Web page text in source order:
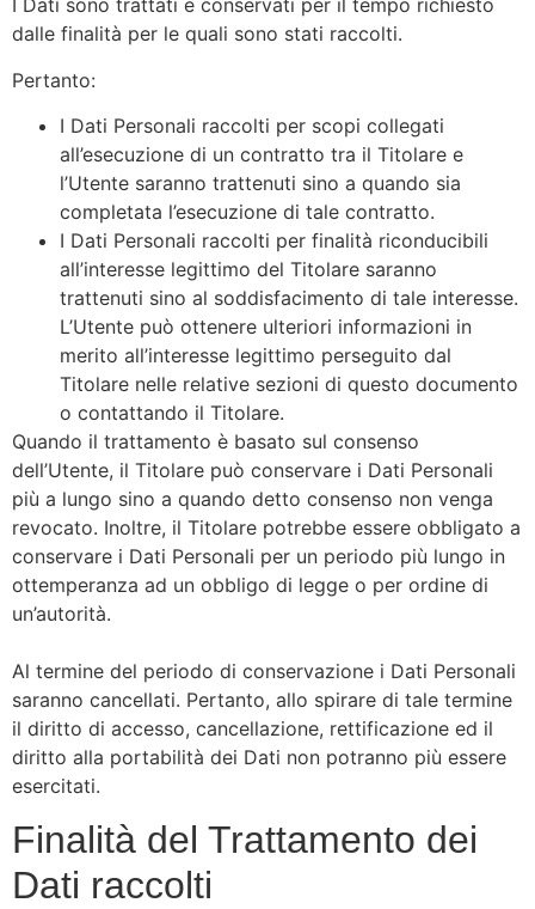
I Dati sono trattati e conservati per il tempo richiesto
dalle finalità per le quali sono stati raccolti.
Pertanto:
I Dati Personali raccolti per scopi collegati
all’esecuzione di un contratto tra il Titolare e
l’Utente saranno trattenuti sino a quando sia
completata l’esecuzione di tale contratto.
I Dati Personali raccolti per finalità riconducibili
all’interesse legittimo del Titolare saranno
trattenuti sino al soddisfacimento di tale interesse.
L’Utente può ottenere ulteriori informazioni in
merito all’interesse legittimo perseguito dal
Titolare nelle relative sezioni di questo documento
o contattando il Titolare.
Quando il trattamento è basato sul consenso
dell’Utente, il Titolare può conservare i Dati Personali
più a lungo sino a quando detto consenso non venga
revocato. Inoltre, il Titolare potrebbe essere obbligato a
conservare i Dati Personali per un periodo più lungo in
ottemperanza ad un obbligo di legge o per ordine di
un’autorità.
Al termine del periodo di conservazione i Dati Personali
saranno cancellati. Pertanto, allo spirare di tale termine
il diritto di accesso, cancellazione, rettificazione ed il
diritto alla portabilità dei Dati non potranno più essere
esercitati.
Finalità del Trattamento dei
Dati raccolti